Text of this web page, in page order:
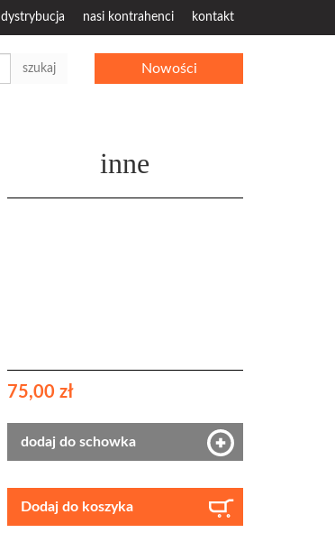
dystrybucja nasi kontrahenci kontakt
szukaj Nowości
inne
75,00 zł
dodaj do schowka
Dodaj do koszyka